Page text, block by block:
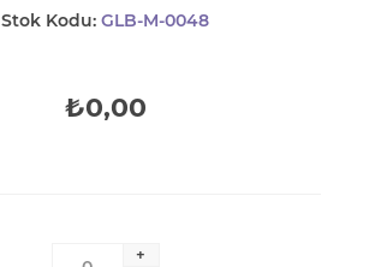
Stok Kodu: GLB-M-0048
₺0,00
+